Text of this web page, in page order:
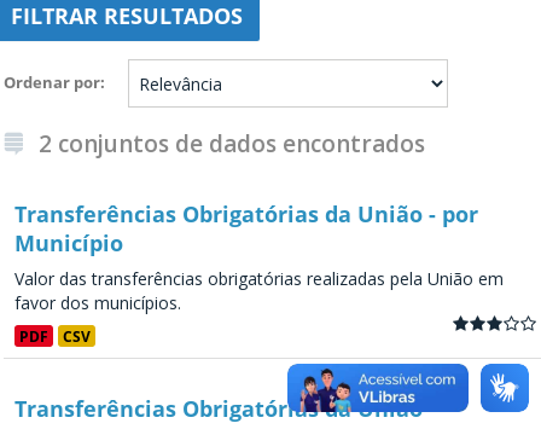
FILTRAR RESULTADOS
Ordenar por
2 conjuntos de dados encontrados
Transferências Obrigatórias da União - por
Município
Valor das transferências obrigatórias realizadas pela União em
favor dos municípios.
PDF CSV
Transferências Obrigatórias da União